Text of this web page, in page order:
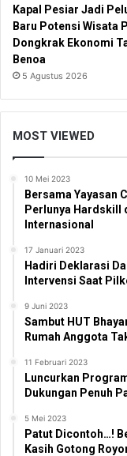
Kapal Pesiar Jadi
Baru Potensi Wisata
Dongkrak Ekonomi
Benoa
5 Agustus 2026
MOST VIEWED
10 Mei 2023
Bersama Yayasan
Perlunya Hardskill
Internasional
17 Januari 2023
Hadiri Deklarasi
Intervensi Saat
9 Juni 2023
Sambut HUT
Rumah Anggota
11 Februari 2023
Luncurkan
Dukungan Penuh
5 Mei 2023
Patut Dicontoh…!
Kasih Gotong